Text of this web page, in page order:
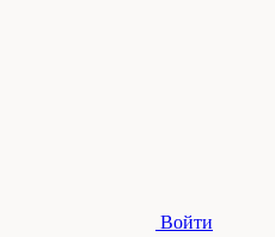
Войти